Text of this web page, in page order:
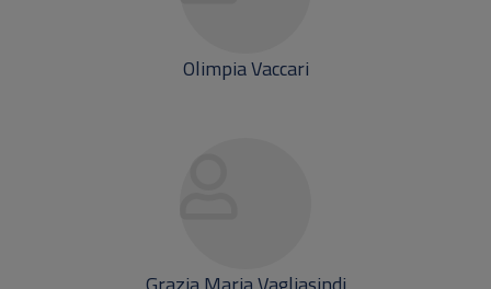
Olimpia Vaccari